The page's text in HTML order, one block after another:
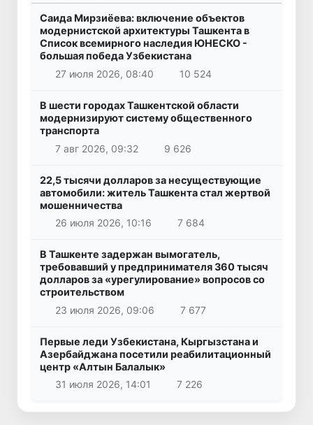
Саида Мирзиёева: включение объектов
модернистской архитектуры Ташкента в
Список всемирного наследия ЮНЕСКО -
большая победа Узбекистана
27 июля 2026, 08:40
10 524
В шести городах Ташкентской области
модернизируют систему общественного
транспорта
7 авг 2026, 09:32
9 626
22,5 тысячи долларов за несуществующие
автомобили: житель Ташкента стал жертвой
мошенничества
26 июля 2026, 10:16
7 684
В Ташкенте задержан вымогатель,
требовавший у предпринимателя 360 тысяч
долларов за «урегулирование» вопросов со
строительством
23 июля 2026, 09:06
7 677
Первые леди Узбекистана, Кыргызстана и
Азербайджана посетили реабилитационный
центр «Алтын Балалык»
31 июля 2026, 14:01
7 226